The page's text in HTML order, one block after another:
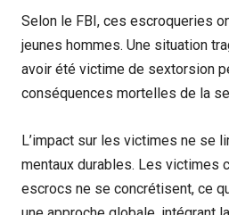
Selon le FBI, ces escroqueries
jeunes hommes. Une situation
avoir été victime de sextorsion
conséquences mortelles de la
L’impact sur les victimes ne se
mentaux durables. Les victimes
escrocs ne se concrétisent, ce